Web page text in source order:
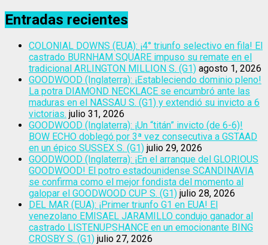
Entradas recientes
COLONIAL DOWNS (EUA): ¡4° triunfo selectivo en fila! El
castrado BURNHAM SQUARE impuso su remate en el
tradicional ARLINGTON MILLION S. (G1) agosto 1, 2026
GOODWOOD (Inglaterra): ¡Estableciendo dominio pleno!
La potra DIAMOND NECKLACE se encumbró ante las
maduras en el NASSAU S. (G1) y extendió su invicto a 6
victorias. julio 31, 2026
GOODWOOD (Inglaterra): ¡Un “titán” invicto (de 6-6)!
BOW ECHO doblegó por 3ª vez consecutiva a GSTAAD
en un épico SUSSEX S. (G1) julio 29, 2026
GOODWOOD (Inglaterra): ¡En el arranque del GLORIOUS
GOODWOOD! El potro estadounidense SCANDINAVIA
se confirma como el mejor fondista del momento al
galopar el GOODWOOD CUP S. (G1) julio 28, 2026
DEL MAR (EUA): ¡Primer triunfo G1 en EUA! El
venezolano EMISAEL JARAMILLO condujo ganador al
castrado LISTENUPSHANCE en un emocionante BING
CROSBY S. (G1) julio 27, 2026